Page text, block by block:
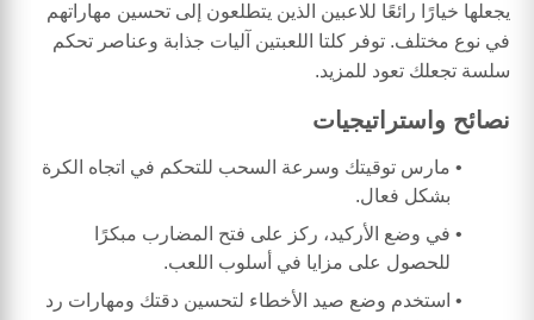
يجعلها خيارًا رائعًا للاعبين الذين يتطلعون إلى تحسين مهاراتهم
في نوع مختلف. توفر كلتا اللعبتين آليات جذابة وعناصر تحكم
سلسة تجعلك تعود للمزيد.
نصائح واستراتيجيات
مارس توقيتك وسرعة السحب للتحكم في اتجاه الكرة
بشكل فعال.
في وضع الأركيد، ركز على فتح المضارب مبكرًا
للحصول على مزايا في أسلوب اللعب.
استخدم وضع صيد الأخطاء لتحسين دقتك ومهارات رد